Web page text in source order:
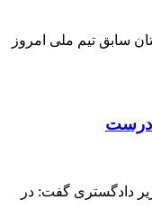
سابق تیم ملی امروز
دادگستری گفت: در